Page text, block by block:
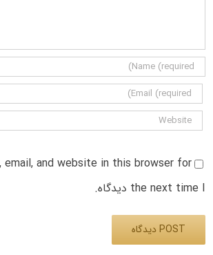
email, and website in this browser for
the next time I دیدگاه.